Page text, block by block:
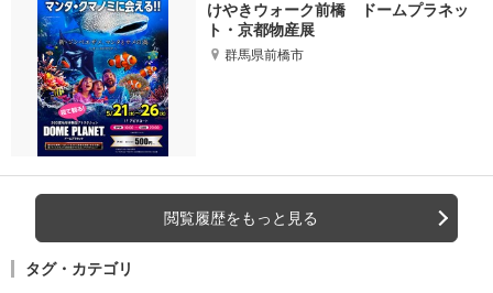
けやきウォーク前橋 ドームプラネッ
ト・京都物産展
群馬県前橋市
閲覧履歴をもっと見る
タグ・カテゴリ